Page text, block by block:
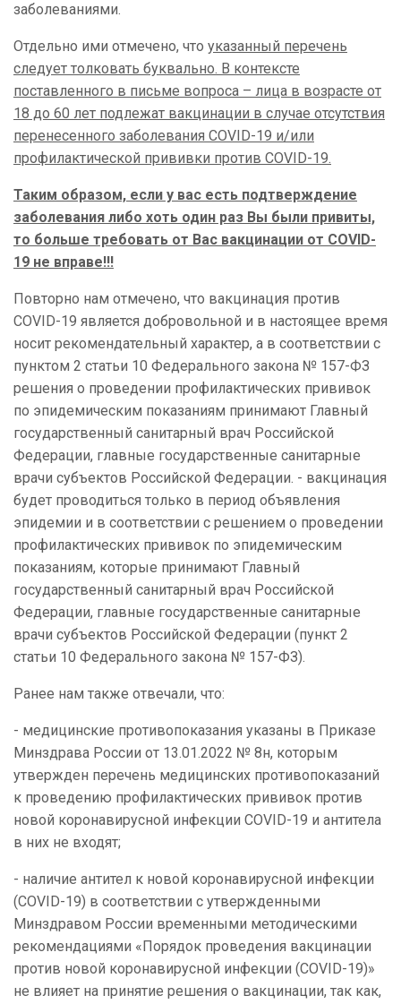
заболеваниями.
Отдельно ими отмечено, что указанный перечень
следует толковать буквально. В контексте
поставленного в письме вопроса – лица в возрасте от
18 до 60 лет подлежат вакцинации в случае отсутствия
перенесенного заболевания COVID-19 и/или
профилактической прививки против COVID-19.
Таким образом, если у вас есть подтверждение
заболевания либо хоть один раз Вы были привиты,
то больше требовать от Вас вакцинации от COVID-
19 не вправе!!!
Повторно нам отмечено, что вакцинация против
COVID-19 является добровольной и в настоящее время
носит рекомендательный характер, а в соответствии с
пунктом 2 статьи 10 Федерального закона № 157-ФЗ
решения о проведении профилактических прививок
по эпидемическим показаниям принимают Главный
государственный санитарный врач Российской
Федерации, главные государственные санитарные
врачи субъектов Российской Федерации. - вакцинация
будет проводиться только в период объявления
эпидемии и в соответствии с решением о проведении
профилактических прививок по эпидемическим
показаниям, которые принимают Главный
государственный санитарный врач Российской
Федерации, главные государственные санитарные
врачи субъектов Российской Федерации (пункт 2
статьи 10 Федерального закона № 157-ФЗ).
Ранее нам также отвечали, что:
- медицинские противопоказания указаны в Приказе
Минздрава России от 13.01.2022 № 8н, которым
утвержден перечень медицинских противопоказаний
к проведению профилактических прививок против
новой коронавирусной инфекции COVID-19 и антитела
в них не входят;
- наличие антител к новой коронавирусной инфекции
(COVID-19) в соответствии с утвержденными
Минздравом России временными методическими
рекомендациями «Порядок проведения вакцинации
против новой коронавирусной инфекции (COVID-19)»
не влияет на принятие решения о вакцинации, так как,